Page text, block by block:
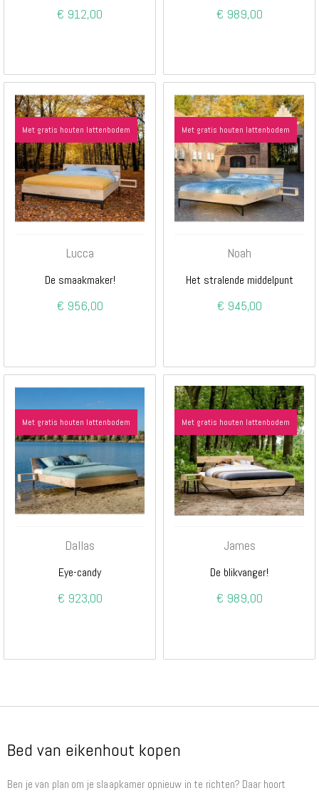
€ 912,00 € 989,00
Met gratis houten lattenbodem
Lucca
De smaakmaker!
€ 956,00
Met gratis houten lattenbodem
Noah
Het stralende middelpunt
€ 945,00
Met gratis houten lattenbodem
Dallas
Eye-candy
€ 923,00
Met gratis houten lattenbodem
James
De blikvanger!
€ 989,00
Bed van eikenhout kopen
Ben je van plan om je slaapkamer opnieuw in te richten? Daar hoort